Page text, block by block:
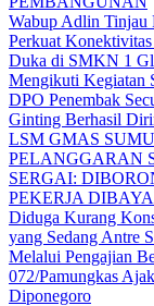
Wabup Adlin Tinjau
Perkuat
Duka di SMKN 1
Mengikuti Kegiatan
DPO Penembak
Ginting Berhasil
LSM GMAS
PELANGGARAN
SERGAI:
PEKERJA
Diduga Kurang
yang Sedang Antre
Melalui Pengajian
072/Pamungkas
Diponegoro